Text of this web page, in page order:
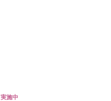
実施中